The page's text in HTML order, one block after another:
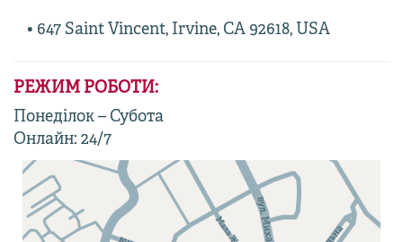
• 647 Saint Vincent, Irvine, CA 92618, USA
РЕЖИМ РОБОТИ:
Понеділок – Субота
Онлайн: 24/7